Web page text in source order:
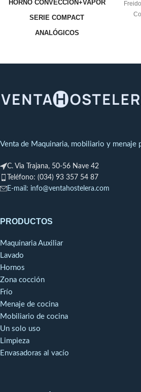
HORNO CONVECCIÓN+VAPOR
SERIE COMPACT
ANALÓGICOS
ELÉCTRICO
mm.
Capacidad: 7 bandejas GN 1/1
humedad
80 comidas
Venta de Maquinaria, mobiliario y menaje
C. Via Trajana, 50-56 Nave 42
Teléfono: (034) 93 357 54 87
E-mail: info@ventahostelera.com
PRODUCTOS
Maquinaria Auxiliar
Lavado
Hornos
Zona cocción
Frío
Menaje de cocina
Mobiliario de cocina
Un solo uso
Limpieza
Envasadoras al vacío